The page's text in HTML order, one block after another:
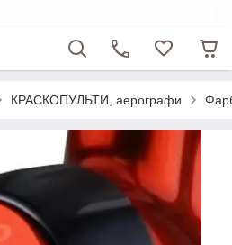
КРАСКОПУЛЬТИ, аерографи